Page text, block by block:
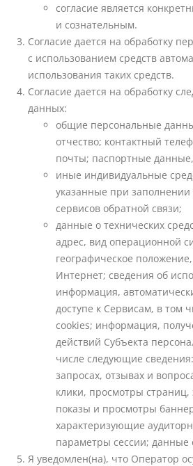
согласие является
и сознательным.
Согласие дается на обработку
с использованием средств
использования таких средств.
Согласие дается на обработку
данных:
общие персональные
отчество; контактный
почты; паспортные
иные индивидуальные
указанные при
сервисов обратной связи;
данные о технических
адрес, вид операционной
географическое
Интернет; сведения об
информация,
доступе к Сервисам, в том
cookies; информация,
действий Субъекта
числе следующие
запросах, отзывах и
клики, просмотры
показы и просмотры
характеризующие
параметры сессии;
Я уведомлен(на), что Оператор